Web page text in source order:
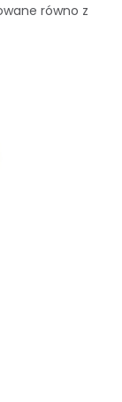
równo z